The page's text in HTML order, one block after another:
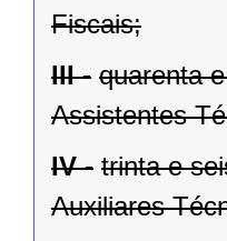
Fiscais;
III - quarenta
Assistentes
IV - trinta e
Auxiliares